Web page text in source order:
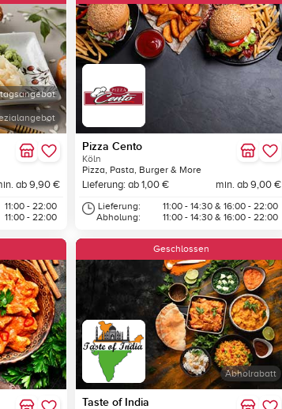
ab 9,90 €
11:00 - 22:00
11:00 - 22:00
Pizza Cento
Köln
Pizza, Pasta, Burger & More
Lieferung: ab 1,00 € min. ab 9,00 €
Lieferung:
Abholung:
11:00 - 14:30 & 16:00 - 22:00
11:00 - 14:30 & 16:00 - 22:00
Abholrabatt
Geschlossen
Taste of India